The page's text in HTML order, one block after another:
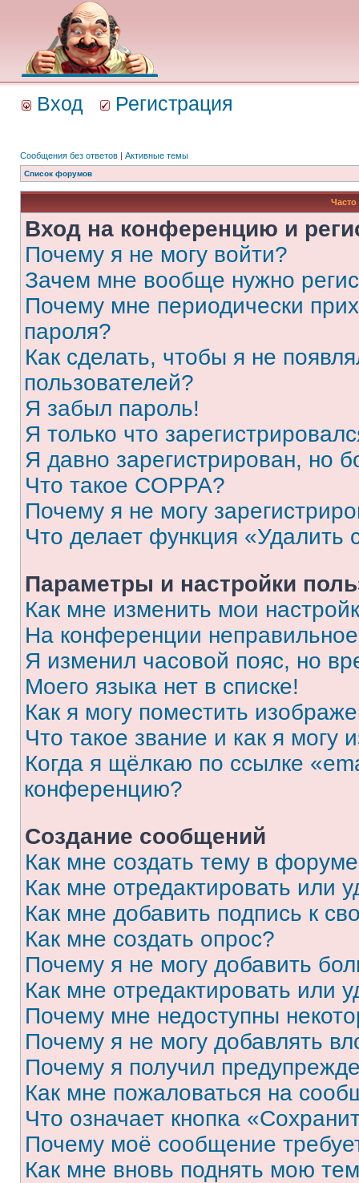
Вход Регистрация
Сообщения без ответов | Активные темы
Список форумов
Вход на конференцию и
Почему я не могу войти?
Зачем мне вообще нужно
Почему мне периодически
пароля?
Как сделать, чтобы я не
пользователей?
Я забыл пароль!
Я только что
Я давно зарегистрирован, но
Что такое COPPA?
Почему я не могу
Что делает функция «Удалить
Параметры и настройки
Как мне изменить мои
На конференции
Я изменил часовой пояс, но
Моего языка нет в списке!
Как я могу поместить
Что такое звание и как я могу
Когда я щёлкаю по ссылке
конференцию?
Создание сообщений
Как мне создать тему в
Как мне отредактировать или
Как мне добавить подпись к
Как мне создать опрос?
Почему я не могу добавить
Как мне отредактировать или
Почему мне недоступны
Почему я не могу добавлять
Почему я получил
Как мне пожаловаться на
Что означает кнопка
Почему моё сообщение
Как мне вновь поднять мою